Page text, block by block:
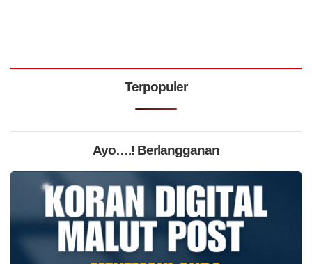
Terpopuler
Ayo….! Berlangganan